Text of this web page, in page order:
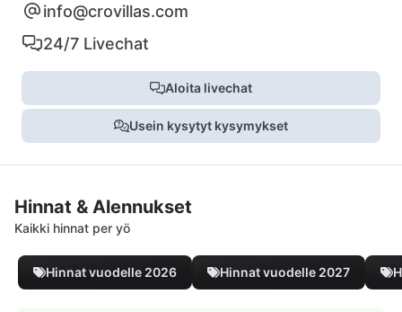
info@crovillas.com
24/7 Livechat
Aloita livechat
Usein kysytyt kysymykset
Hinnat & Alennukset
Kaikki hinnat per yö
Hinnat vuodelle 2026 Hinnat vuodelle 2027